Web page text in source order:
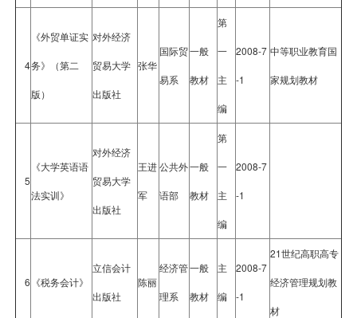
4
《外贸单证实
务》（第二
版）
对外经济
贸易大学
出版社
张华
国际贸
易系
一般
教材
第
一
主
编
2008-7
-1
中等职业教育国
家规划教材
5
《大学英语语
法实训》
对外经济
贸易大学
出版社
王进
军
公共外
语部
一般
教材
第
一
主
编
2008-7
-1
6 《税务会计》
立信会计
出版社
陈丽
经济管
理系
一般
教材
主
编
2008-7
-1
21世纪高职高专
经济管理规划教
材